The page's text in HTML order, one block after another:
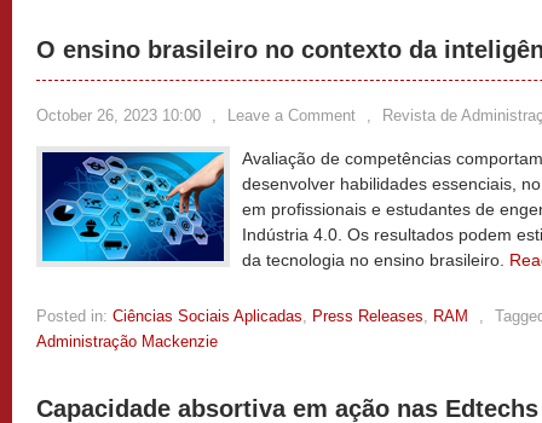
O ensino brasileiro no contexto da
October 26, 2023 10:00 , Leave a Comment , Revista de
Avaliação de competências
desenvolver habilidades essenciais,
em profissionais e estudantes de
Indústria 4.0. Os resultados podem
da tecnologia no ensino brasileiro.
Posted in: Ciências Sociais Aplicadas, Press Releases, RAM ,
Administração Mackenzie
Capacidade absortiva em ação nas